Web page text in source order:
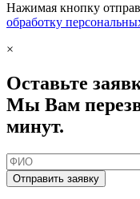
Нажимая кнопку
обработку
×
Оставьте
Мы Вам
минут.
Отправить заявку